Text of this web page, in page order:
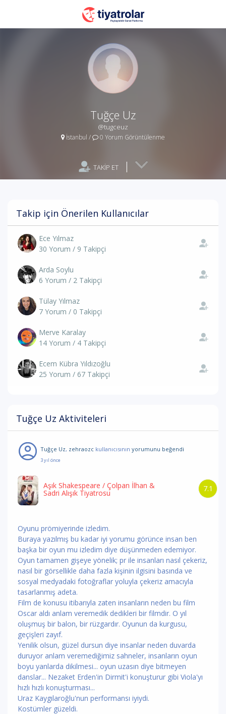
Tuğçe Uz
@tugceuz
İstanbul / 0 Yorum Görüntülenme
TAKİP ET |
Takip için Önerilen Kullanıcılar
Ece Yılmaz
30 Yorum / 9 Takipçi
Arda Soylu
6 Yorum / 2 Takipçi
Tülay Yılmaz
7 Yorum / 0 Takipçi
Merve Karalay
14 Yorum / 4 Takipçi
Ecem Kübra Yıldızoğlu
25 Yorum / 67 Takipçi
Tuğçe Uz Aktiviteleri
Tuğçe Uz, zehraozc kullanıcısının yorumunu beğendi
3 yıl önce
7.1
Aşık Shakespeare / Çolpan İlhan &
Sadri Alışık Tiyatrosu
Oyunu prömiyerinde izledim.
Buraya yazılmış bu kadar iyi yorumu görünce insan ben
başka bir oyun mu izledim diye düşünmeden edemiyor.
Oyun tamamen gişeye yönelik; pr ile insanları nasıl çekeriz,
nasıl bir görsellikle daha fazla kişinin ilgisini basında ve
sosyal medyadaki fotoğraflar yoluyla çekeriz amacıyla
tasarlanmış adeta.
Film de konusu itibarıyla zaten insanların neden bu film
Oscar aldı anlam veremedik dedikleri bir filmdir. O yıl
oluşmuş bir balon, bir rüzgardır. Oyunun da kurgusu,
geçişleri zayıf.
Yenilik olsun, güzel dursun diye insanlar neden duvarda
duruyor anlam veremediğimiz sahneler, insanların oyun
boyu yanlarda dikilmesi... oyun uzasın diye bitmeyen
danslar... Nezaket Erden'in Dirmit'i konuşturur gibi Viola'yı
hızlı hızlı konuşturması...
Uraz Kaygılaroğlu'nun performansı iyiydi.
Kostümler güzeldi.